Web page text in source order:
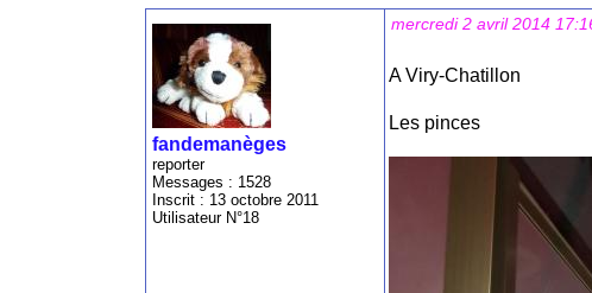
fandemanèges
reporter
Messages : 1528
Inscrit : 13 octobre 2011
Utilisateur N°18
mercredi 2 avril 2014
A Viry-Chatillon
Les pinces